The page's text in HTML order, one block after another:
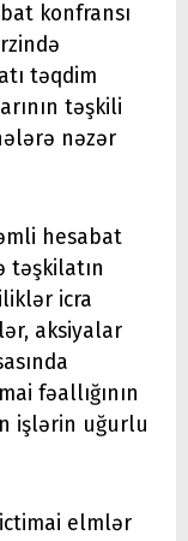
konfransı
təqdim
təşkili
nəzər
hesabat
təşkilatın
icra
aksiyalar
fəallığının
işlərin uğurlu
elmlər